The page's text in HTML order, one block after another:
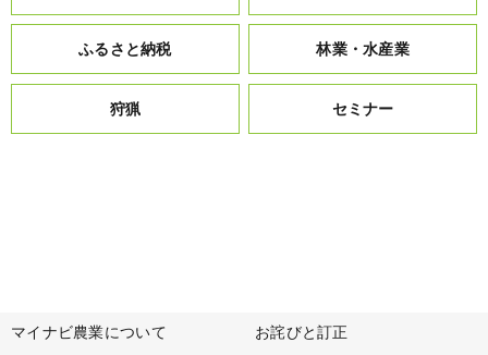
ふるさと納税 林業・水産業
狩猟 セミナー
マイナビ農業について お詫びと訂正